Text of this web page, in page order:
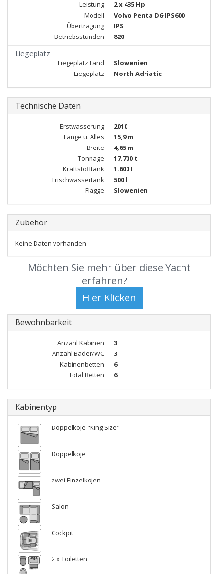
Leistung
2 x 435 Hp
Modell
Volvo Penta D6-IPS600
Übertragung
IPS
Betriebsstunden
820
Liegeplatz
Liegeplatz Land
Slowenien
Liegeplatz
North Adriatic
Technische Daten
Erstwasserung
2010
Länge ü. Alles
15,9 m
Breite
4,65 m
Tonnage
17.700 t
Kraftstofftank
1.600 l
Frischwassertank
500 l
Flagge
Slowenien
Zubehör
Keine Daten vorhanden
Möchten Sie mehr über diese Yacht
erfahren?
Bewohnbarkeit
Anzahl Kabinen
3
Anzahl Bäder/WC
3
Kabinenbetten
6
Total Betten
6
Kabinentyp
Doppelkoje "King Size"
Doppelkoje
zwei Einzelkojen
Salon
Cockpit
2 x Toiletten